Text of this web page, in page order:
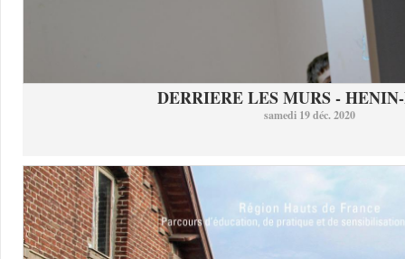
DERRIERE LES MURS -
samedi 19 déc. 2020